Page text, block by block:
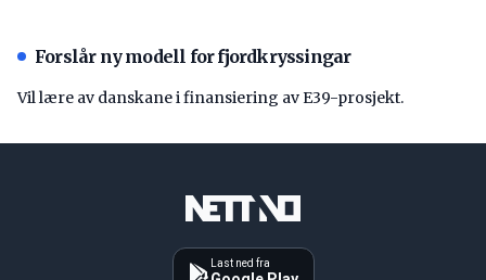
Forslår ny modell for fjordkryssingar
Vil lære av danskane i finansiering av E39-prosjekt.
Last ned fra